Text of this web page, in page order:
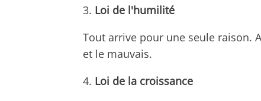
3. Loi de l'humilité
Tout arrive pour une seule raison.
et le mauvais.
4. Loi de la croissance